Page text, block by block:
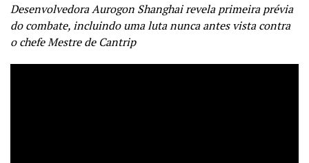
Desenvolvedora Aurogon Shanghai revela primeira prévia
do combate, incluindo uma luta nunca antes vista contra
o chefe Mestre de Cantrip